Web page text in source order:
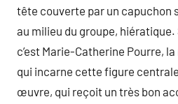
tête couverte par un capuchon
au milieu du groupe,
c’est Marie-Catherine Pourre,
qui incarne cette figure
œuvre, qui reçoit un très bon